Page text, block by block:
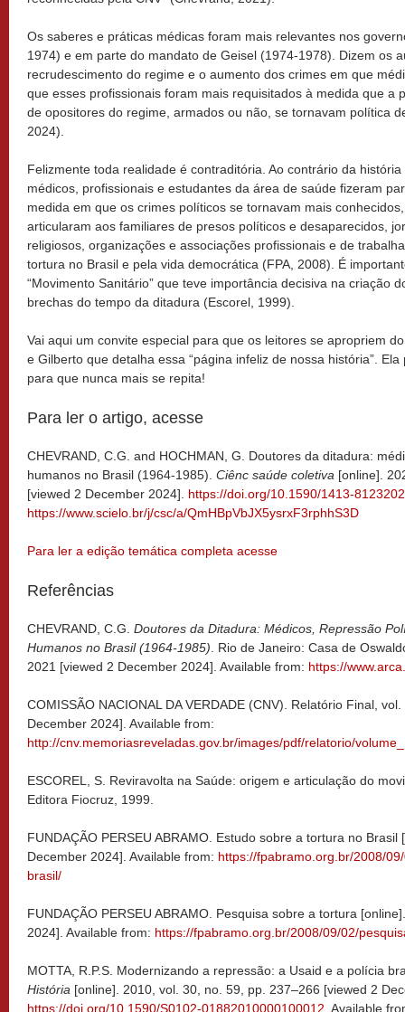
Os saberes e práticas médicas foram mais relevantes nos
1974) e em parte do mandato de Geisel (1974-1978). Dizem os
recrudescimento do regime e o aumento dos crimes em que
que esses profissionais foram mais requisitados à medida que a
de opositores do regime, armados ou não, se tornavam política
2024).
Felizmente toda realidade é contraditória. Ao contrário da
médicos, profissionais e estudantes da área de saúde fizeram
medida em que os crimes políticos se tornavam mais
articularam aos familiares de presos políticos e desaparecidos,
religiosos, organizações e associações profissionais e de
tortura no Brasil e pela vida democrática (FPA, 2008). É
“Movimento Sanitário” que teve importância decisiva na criação
brechas do tempo da ditadura (Escorel, 1999).
Vai aqui um convite especial para que os leitores se apropriem
e Gilberto que detalha essa “página infeliz de nossa história”.
para que nunca mais se repita!
Para ler o artigo, acesse
CHEVRAND, C.G. and HOCHMAN, G. Doutores da ditadura:
humanos no Brasil (1964-1985). Ciênc saúde coletiva [online].
[viewed 2 December 2024]. https://doi.org/10.1590/1413-
https://www.scielo.br/j/csc/a/QmHBpVbJX5ysrxF3rphhS3D
Para ler a edição temática completa acesse
Referências
CHEVRAND, C.G. Doutores da Ditadura: Médicos, Repressão
Humanos no Brasil (1964-1985) . Rio de Janeiro: Casa de
2021 [viewed 2 December 2024]. Available from: https://
COMISSÃO NACIONAL DA VERDADE (CNV). Relatório Final,
December 2024]. Available from:
http://cnv.memoriasreveladas.gov.br/images/pdf/relatorio/
ESCOREL, S. Reviravolta na Saúde: origem e articulação do
Editora Fiocruz, 1999.
FUNDAÇÃO PERSEU ABRAMO. Estudo sobre a tortura no
December 2024]. Available from: https://fpabramo.org.br/2008/
brasil/
FUNDAÇÃO PERSEU ABRAMO. Pesquisa sobre a tortura
2024]. Available from: https://fpabramo.org.br/2008/09/02/
MOTTA, R.P.S. Modernizando a repressão: a Usaid e a polícia
História [online]. 2010, vol. 30, no. 59, pp. 237–266 [viewed 2
https://doi.org/10.1590/S0102-01882010000100012 . Available